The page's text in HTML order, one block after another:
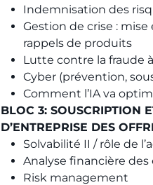
Indemnisation des
Gestion de crise :
rappels de produits
Lutte contre la fraude à
Cyber (prévention,
Comment l’IA va
BLOC 3: SOUSCRIPTION
D’ENTREPRISE DES
Solvabilité II / rôle de
Analyse financière
Risk management